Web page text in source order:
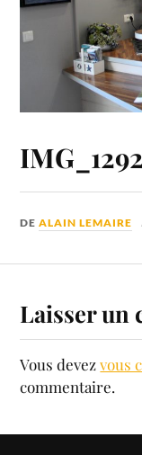
DEALAIN LEMAIRE
Laisser un
Vous devezvous
commentaire.